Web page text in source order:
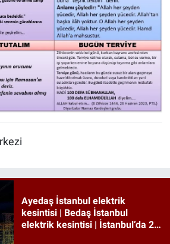
Ayedaş İstanbul elektrik
kesintisi | Bedaş İstanbul
elektrik kesintisi | İstanbul’da 21